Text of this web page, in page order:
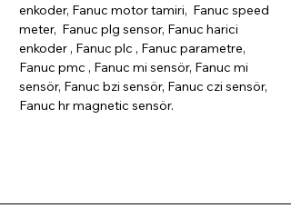
enkoder, Fanuc motor tamiri, Fanuc speed
meter, Fanuc plg sensor, Fanuc harici
enkoder , Fanuc plc , Fanuc parametre,
Fanuc pmc , Fanuc mi sensör, Fanuc mi
sensör, Fanuc bzi sensör, Fanuc czi sensör,
Fanuc hr magnetic sensör.